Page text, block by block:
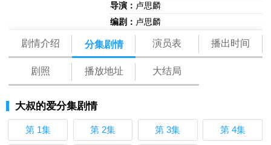
导演： 卢思麟
编剧： 卢思麟
剧情介绍 分集剧情 演员表 播出时间
剧照 播放地址 大结局
大叔的爱分集剧情
第 1集 第 2集 第 3集 第 4集